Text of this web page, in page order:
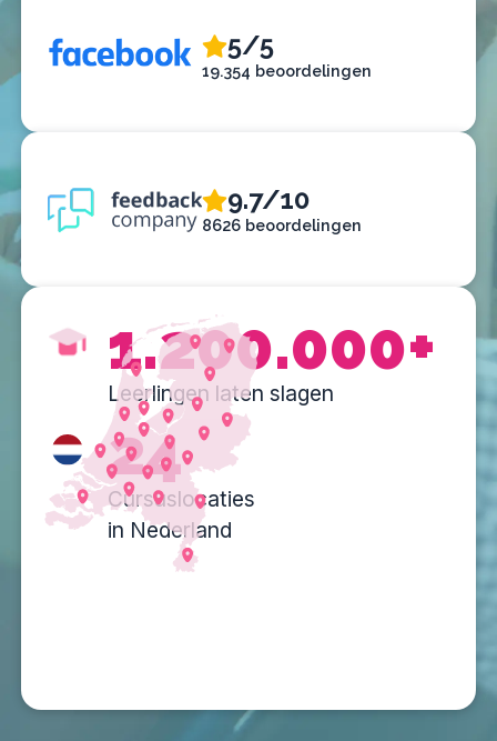
5/5
19.354 beoordelingen
9.7/10
8626 beoordelingen
1.200.000+
Leerlingen laten slagen
24
Cursuslocaties
in Nederland